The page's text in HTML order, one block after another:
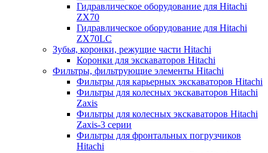
Гидравлическое оборудование для Hitachi
ZX70
Гидравлическое оборудование для Hitachi
ZX70LC
Зубья, коронки, режущие части Hitachi
Коронки для экскаваторов Hitachi
Фильтры, фильтрующие элементы Hitachi
Фильтры для карьерных экскаваторов Hitachi
Фильтры для колесных экскаваторов Hitachi
Zaxis
Фильтры для колесных экскаваторов Hitachi
Zaxis-3 серии
Фильтры для фронтальных погрузчиков
Hitachi